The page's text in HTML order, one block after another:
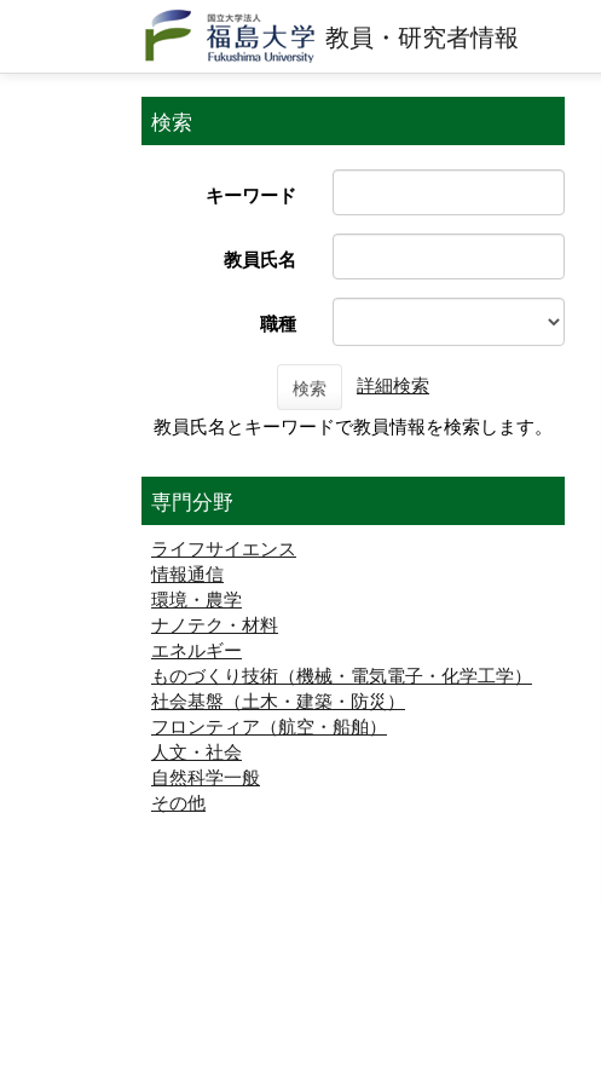
教員・研究者情報
検索
キーワード
教員氏名
職種
検索
詳細検索
教員氏名とキーワードで教員情報を検索します。
専門分野
ライフサイエンス
情報通信
環境・農学
ナノテク・材料
エネルギー
ものづくり技術（機械・電気電子・化学工学）
社会基盤（土木・建築・防災）
フロンティア（航空・船舶）
人文・社会
自然科学一般
その他